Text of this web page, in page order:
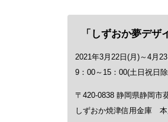
「しずおか夢デザ
2021年3月22日(月)～4月
9：00～15：00(土日祝日
〒420-0838 静岡県静岡市
しずおか焼津信用金庫 本